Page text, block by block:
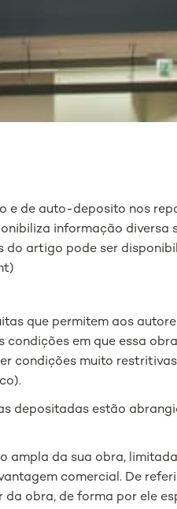
e de auto-deposito nos
informação diversa
do artigo pode ser
que permitem aos
condições em que essa
condições muito
depositadas estão
ampla da sua obra,
comercial. De
obra, de forma por ele